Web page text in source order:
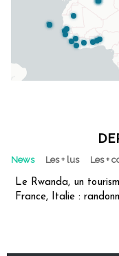
News Les + lus Les +
Le Rwanda, un
France, Italie :